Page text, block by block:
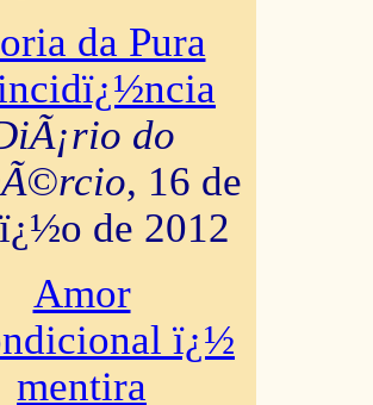
da Pura
do
, 16 de
de 2012
Amor
ï¿½
mentira